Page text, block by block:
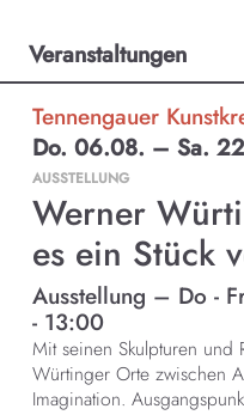
Veranstaltungen
Tennengauer
Do. 06.08. – Sa.
AUSSTELLUNG
Werner
es ein Stück
Ausstellung – Do -
- 13:00
Mit seinen Skulpturen und
Würtinger Orte zwischen
Imagination.